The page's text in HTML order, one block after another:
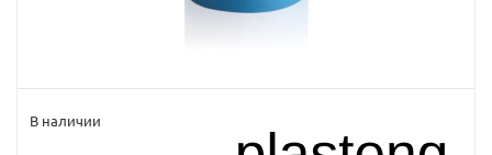
В наличии